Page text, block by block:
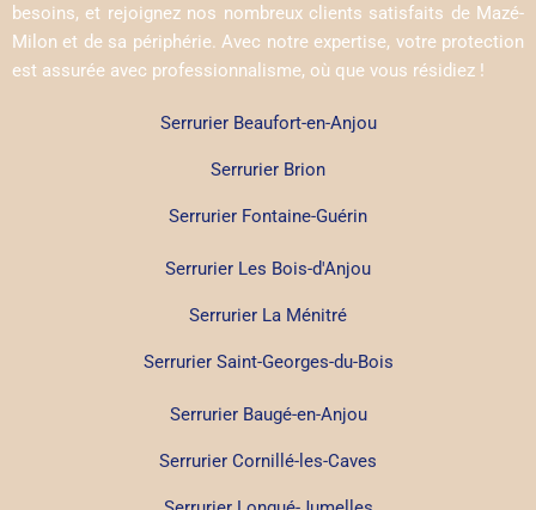
besoins, et rejoignez nos nombreux clients satisfaits de Mazé-
Milon et de sa périphérie. Avec notre expertise, votre protection
est assurée avec professionnalisme, où que vous résidiez !
Serrurier Beaufort-en-Anjou
Serrurier Brion
Serrurier Fontaine-Guérin
Serrurier Les Bois-d'Anjou
Serrurier La Ménitré
Serrurier Saint-Georges-du-Bois
Serrurier Baugé-en-Anjou
Serrurier Cornillé-les-Caves